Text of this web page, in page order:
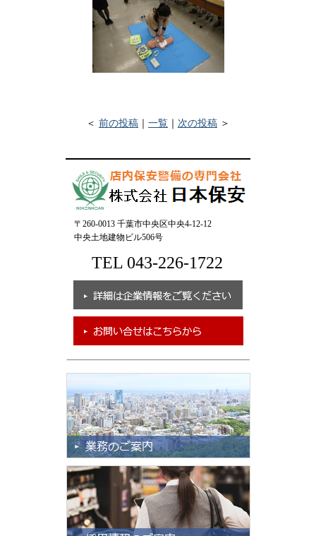
＜ 前の投稿 一覧 次の投稿 ＞
〒260-0013 千葉市中央区中央4-12-12
中央土地建物ビル506号
TEL 043-226-1722